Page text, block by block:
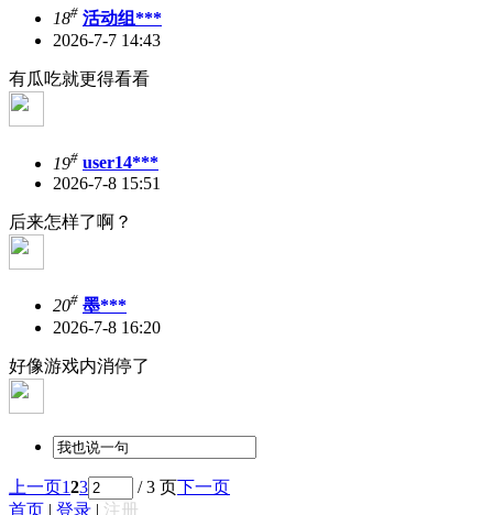
18# 活动组***
2026-7-7 14:43
有瓜吃就更得看看
19# user14***
2026-7-8 15:51
后来怎样了啊？
20# 墨***
2026-7-8 16:20
好像游戏内消停了
上一页123 / 3 页下一页
首页 | 登录 | 注册